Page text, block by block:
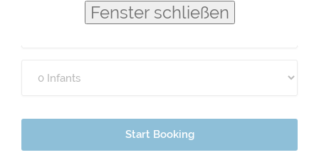
Fenster schließen
Start Booking